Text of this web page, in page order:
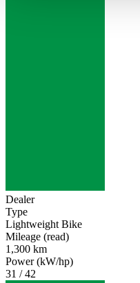
Dealer
Type
Lightweight Bike
Mileage (read)
1,300 km
Power (kW/hp)
31 / 42